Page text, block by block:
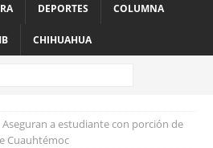
DEPORTES COLUMNA
CHIHUAHUA
Aseguran a estudiante con porción de
Cuauhtémoc